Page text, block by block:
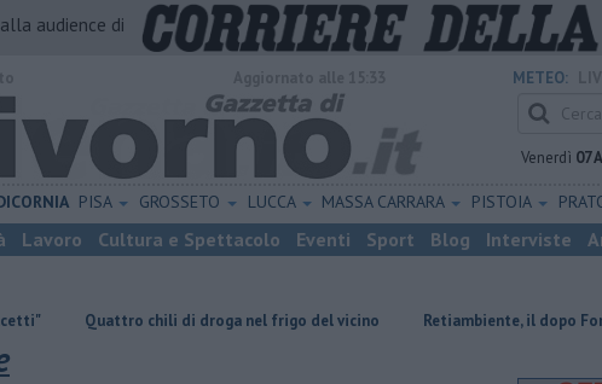
audience di
METEO:
Venerdì 07
PISA GROSSETO LUCCA MASSA CARRARA PISTOIA
Lavoro Cultura e Spettacolo Eventi Sport Blog Interviste
chili di droga nel frigo del vicino Retiambiente, il dopo Fortini e lo